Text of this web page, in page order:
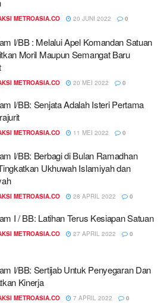
METROASIA.CO 20 JUNI 2022 0
I/BB : Melalui Apel Komandan Satuan
Moril Maupun Semangat Baru
METROASIA.CO 20 MEI 2022 0
I/BB: Senjata Adalah Isteri Pertama
METROASIA.CO 11 MEI 2022 0
I/BB: Berbagi di Bulan Ramadhan
Ukhuwah Islamiyah dan
METROASIA.CO 28 APRIL 2022 0
I / BB: Latihan Terus Kesiapan Satuan
METROASIA.CO 27 APRIL 2022 0
I/BB: Sertijab Untuk Penyegaran Dan
Kinerja
METROASIA.CO 7 APRIL 2022 0